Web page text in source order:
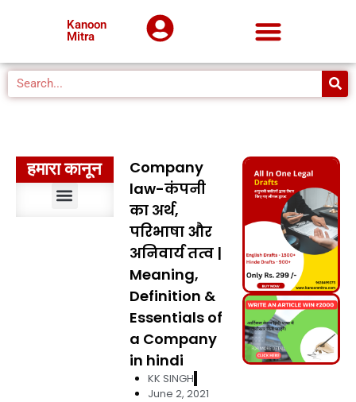
Kanoon
Mitra
हमारा कानून
Company
law-कंपनी
का अर्थ,
परिभाषा और
अनिवार्य तत्व |
Meaning,
Definition &
Essentials of
a Company
in hindi
KK SINGH
June 2, 2021